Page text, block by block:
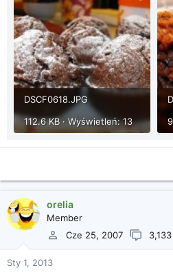
DSCF0618.JPG
112.6 KB · Wyświetleń: 13
orelia
Member
Cze 25, 2007
3,133
Sty 1, 2013